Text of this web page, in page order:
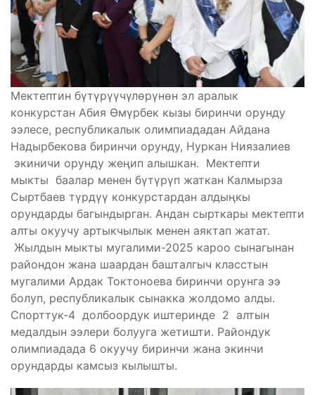
Мектептин бүтүрүүчүлөрүнөн эл аралык
конкурстан Абия Өмүрбек кызы биринчи орунду
ээлесе, республикалык олимпиададан Айдана
Надырбекова биринчи орунду, Нуркан Ниязалиев
экиничи орунду жеңип алышкан. Мектепти
мыкты баалар менен бүтүрүп жаткан Калмырза
Сыртбаев түрдүү конкурстардан алдыңкы
орундарды багындырган. Андан сырткары мектепти
алты окуучу артыкчылык менен аяктап жатат.
Жылдын мыкты мугалими-2025 кароо сынагынан
райондон жана шаардан башталгыч класстын
мугалими Ардак Токтоноева биринчи орунга ээ
болуп, республикалык сынакка жолдомо алды.
Спорттук-4 долбоордук иштеринде 2 алтын
медалдын ээлери болууга жетишти. Райондук
олимпиадада 6 окуучу биринчи жана экинчи
орундарды камсыз кылышты.